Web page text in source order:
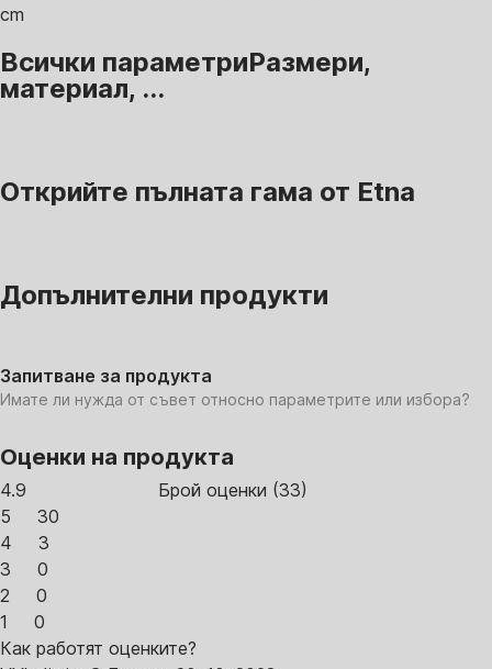
cm
Всички параметриРазмери,
материал, ...
Открийте пълната гама от Etna
Допълнителни продукти
Запитване за продукта
Имате ли нужда от съвет относно параметрите или избора?
Оценки на продукта
4.9 Брой оценки (33)
5
30
4
3
3
0
2
0
1
0
Как работят оценките?